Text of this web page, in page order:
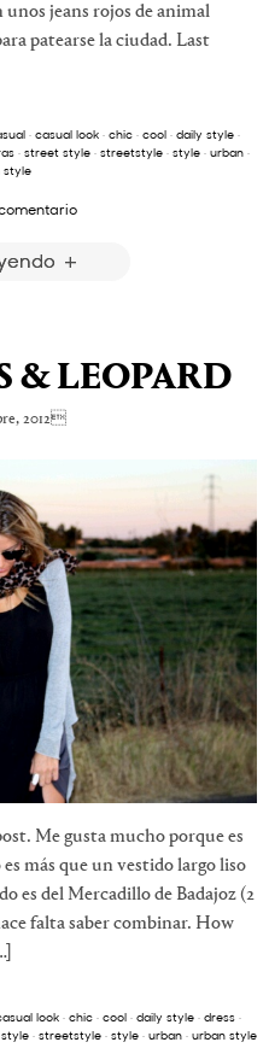
unos jeans rojos de animal
patearse la ciudad. Last
· casual look· chic· cool· daily style·
· street style· streetstyle· style· urban·
style
& LEOPARD
2012
Me gusta mucho porque es
más que un vestido largo liso
es del Mercadillo de Badajoz (2
falta saber combinar. How
look · chic · cool · daily style · dress ·
· streetstyle· style· urban· urban style